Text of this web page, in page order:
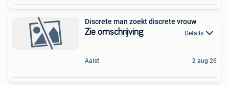
Discrete man zoekt discrete vrouw
Zie omschrijving Details
Aalst 2 aug 26